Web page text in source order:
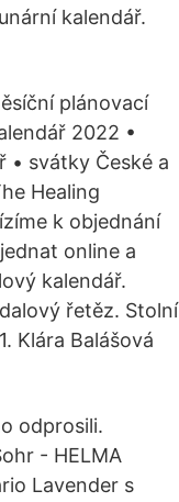
kalendář.
plánovací
2022 •
• svátky České a
Healing
k objednání
online a
kalendář.
řetěz. Stolní
Klára Balášová
odprosili.
- HELMA
Lavender s